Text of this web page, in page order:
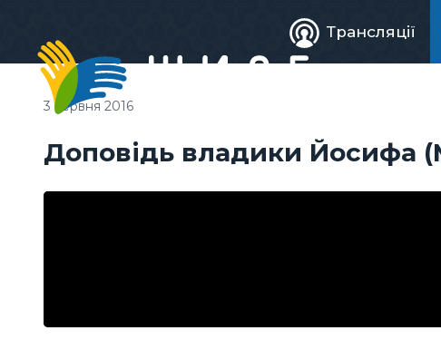
Живе
телебачення
Трансляції
Доповідь владики Йосифа
3 червня 2016